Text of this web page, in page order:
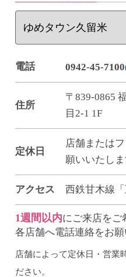
電話 0942-45-7100
住所
〒839-0865
目2-1 1F
定休日
店舗または
願いいたし
アクセス 西鉄甘木線
1週間以内にご来店をご
各店舗へ電話連絡をお願
店舗によって定休日・営業
ださい。